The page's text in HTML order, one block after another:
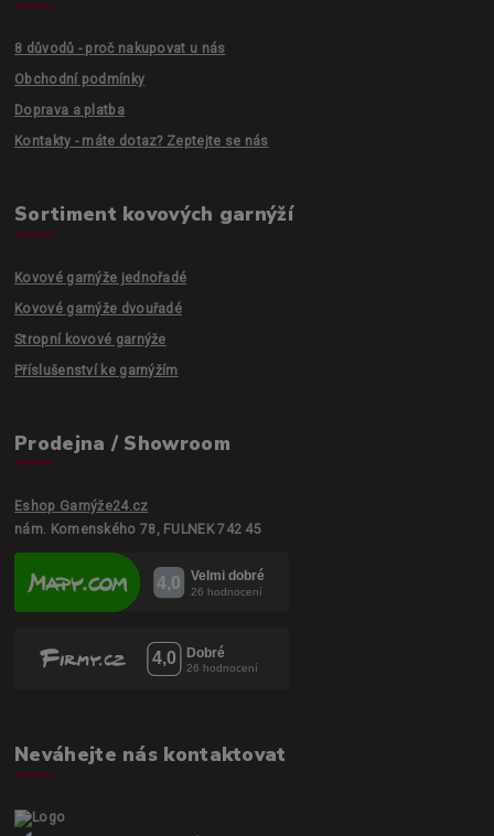
8 důvodů - proč nakupovat u nás
Obchodní podmínky
Doprava a platba
Kontakty - máte dotaz? Zeptejte se nás
Sortiment kovových garnýží
Kovové garnýže jednořadé
Kovové garnýže dvouřadé
Stropní kovové garnýže
Příslušenství ke garnýžím
Prodejna / Showroom
Eshop Garnýže24.cz
nám. Komenského 78, FULNEK 742 45
Neváhejte nás kontaktovat